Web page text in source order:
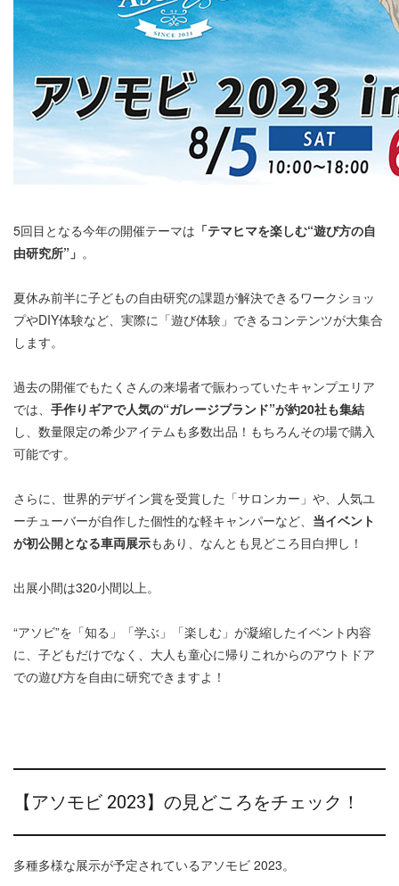
5回目となる今年の開催テーマは 「テマヒマを楽しむ“遊び方の自
由研究所”」 。
夏休み前半に子どもの自由研究の課題が解決できるワークショッ
プやDIY体験など、実際に「遊び体験」できるコンテンツが大集合
します。
過去の開催でもたくさんの来場者で賑わっていたキャンプエリア
では、 手作りギアで人気の“ガレージブランド”が約20社も集結
し、数量限定の希少アイテムも多数出品！もちろんその場で購入
可能です。
さらに、世界的デザイン賞を受賞した「サロンカー」や、人気ユ
ーチューバーが自作した個性的な軽キャンパーなど、 当イベント
が初公開となる車両展示もあり、なんとも見どころ目白押し！
出展小間は320小間以上。
“アソビ”を「知る」「学ぶ」「楽しむ」が凝縮したイベント内容
に、子どもだけでなく、大人も童心に帰りこれからのアウトドア
での遊び方を自由に研究できますよ！
【アソモビ 2023】の見どころをチェック！
多種多様な展示が予定されているアソモビ 2023。